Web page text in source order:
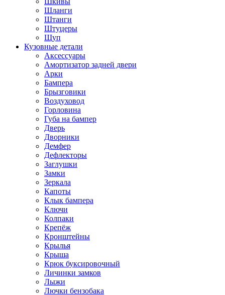
Шланги
Штанги
Штуцеры
Щуп
Кузовные детали
Аксессуары
Амортизатор задней двери
Арки
Бампера
Брызговики
Воздуховод
Горловина
Губа на бампер
Дверь
Дворники
Демфер
Дефлекторы
Заглушки
Замки
Зеркала
Капоты
Клык бампера
Ключи
Колпаки
Крепёж
Кронштейны
Крылья
Крыша
Крюк буксировочный
Личинки замков
Лыжи
Лючки бензобака